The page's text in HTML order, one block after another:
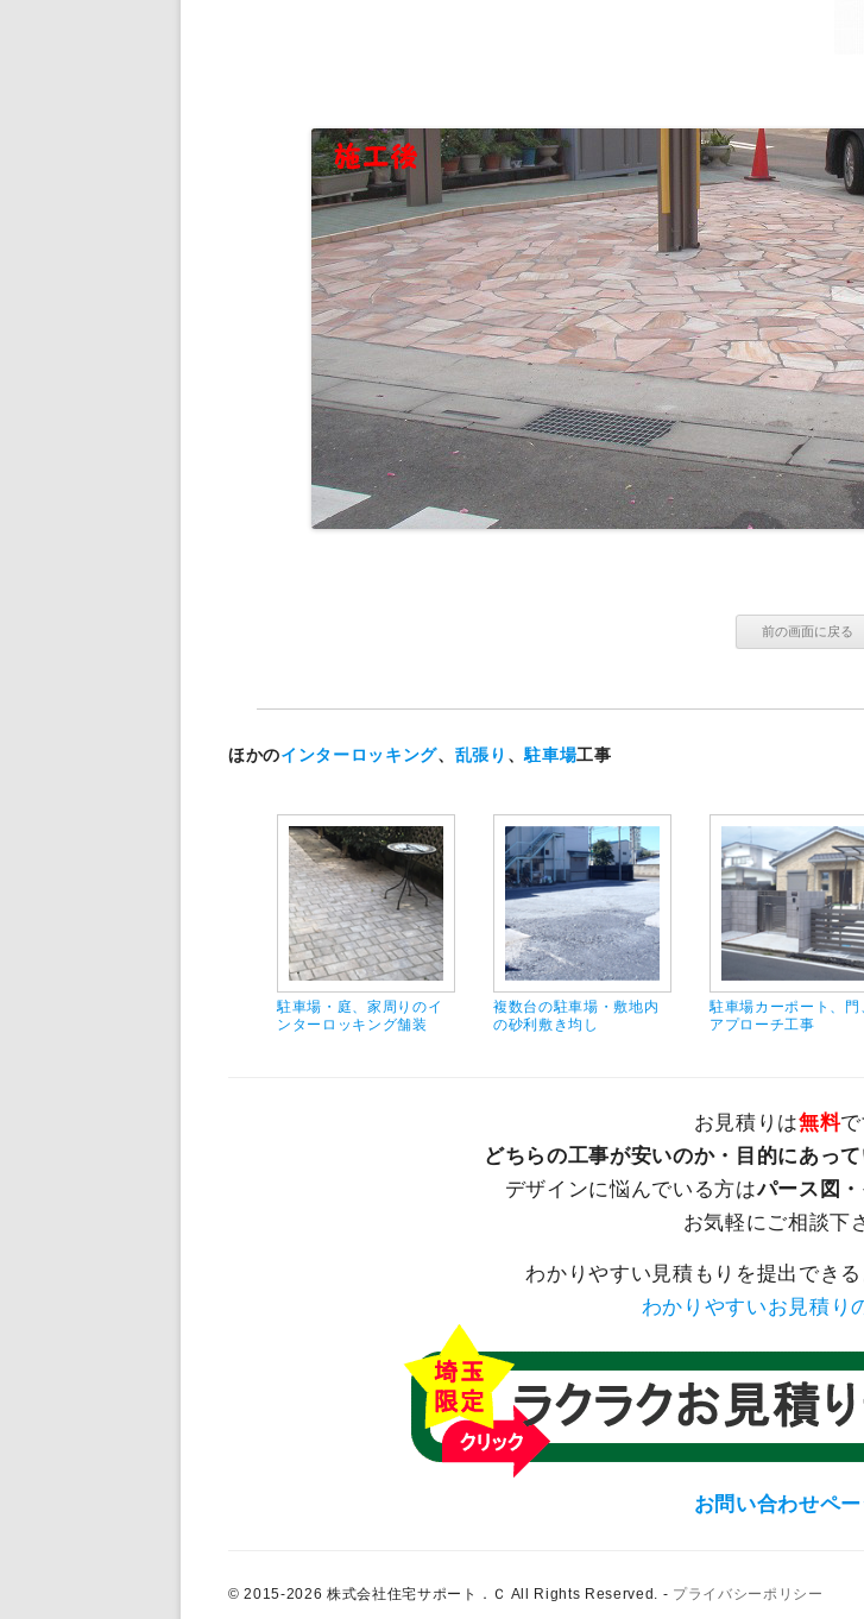
ほかのインターロッキング、 乱張り 、駐車場工事
駐車場・庭、家周りのイ
ンターロッキング舗装
複数台の駐車場・敷地内
の砂利敷き均し
駐車場カーポート、門
アプローチ工事
お見積りは無料で
どちらの工事が安いのか・目的にあっ
デザインに悩んでいる方はパース図
お気軽にご相談下
わかりやすい見積もりを提出できる
わかりやすいお見積り
お問い合わせペ
© 2015-2026 株式会社住宅サポート．Ｃ All Rights Reserved. - プライバシーポリシー